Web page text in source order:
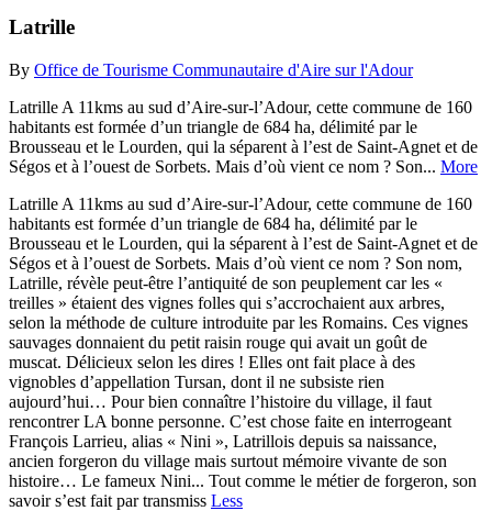
Latrille
By Office de Tourisme Communautaire d'Aire sur l'Adour
Latrille A 11kms au sud d’Aire-sur-l’Adour, cette commune de 160
habitants est formée d’un triangle de 684 ha, délimité par le
Brousseau et le Lourden, qui la séparent à l’est de Saint-Agnet et de
Ségos et à l’ouest de Sorbets. Mais d’où vient ce nom ? Son... More
Latrille A 11kms au sud d’Aire-sur-l’Adour, cette commune de 160
habitants est formée d’un triangle de 684 ha, délimité par le
Brousseau et le Lourden, qui la séparent à l’est de Saint-Agnet et de
Ségos et à l’ouest de Sorbets. Mais d’où vient ce nom ? Son nom,
Latrille, révèle peut-être l’antiquité de son peuplement car les «
treilles » étaient des vignes folles qui s’accrochaient aux arbres,
selon la méthode de culture introduite par les Romains. Ces vignes
sauvages donnaient du petit raisin rouge qui avait un goût de
muscat. Délicieux selon les dires ! Elles ont fait place à des
vignobles d’appellation Tursan, dont il ne subsiste rien
aujourd’hui… Pour bien connaître l’histoire du village, il faut
rencontrer LA bonne personne. C’est chose faite en interrogeant
François Larrieu, alias « Nini », Latrillois depuis sa naissance,
ancien forgeron du village mais surtout mémoire vivante de son
histoire… Le fameux Nini... Tout comme le métier de forgeron, son
savoir s’est fait par transmiss Less